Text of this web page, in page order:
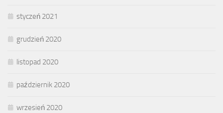
styczeń 2021
grudzień 2020
listopad 2020
październik 2020
wrzesień 2020